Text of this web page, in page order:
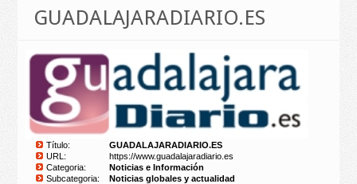
GUADALAJARADIARIO.ES
Título:
GUADALAJARADIARIO.ES
URL:
https://www.guadalajaradiario.es
Categoria:
Noticias e Información
Subcategoria:
Noticias globales y actualidad